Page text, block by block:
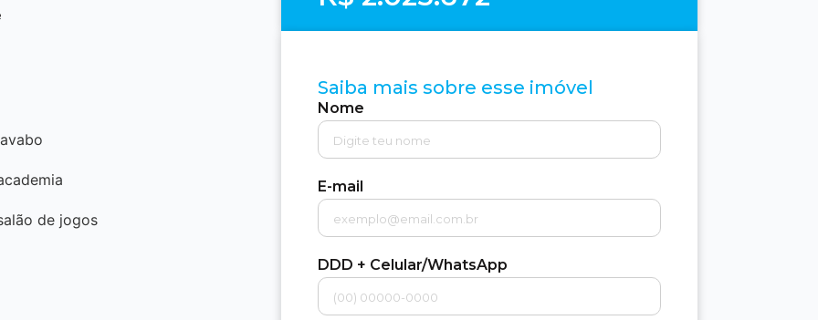
de jogos
Saiba mais sobre esse imóvel
Nome
E-mail
DDD + Celular/WhatsApp